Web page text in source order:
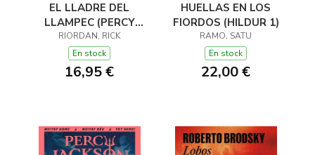
EL LLADRE DEL
LLAMPEC (PERCY
JACKSON I ELS DÉUS
DE L'OLIMP 1)
RIORDAN, RICK
En stock
16,95 €
HUELLAS EN LOS
FIORDOS (HILDUR 1)
RAMO, SATU
En stock
22,00 €